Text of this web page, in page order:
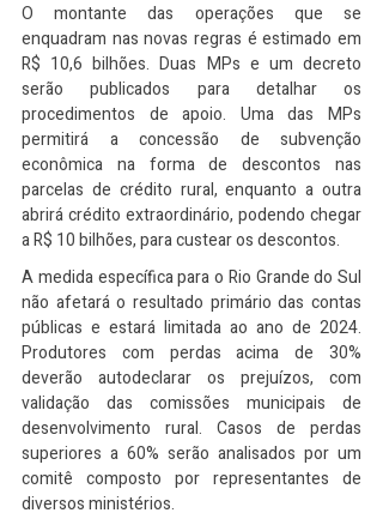
O montante das operações que se
enquadram nas novas regras é estimado em
R$ 10,6 bilhões. Duas MPs e um decreto
serão publicados para detalhar os
procedimentos de apoio. Uma das MPs
permitirá a concessão de subvenção
econômica na forma de descontos nas
parcelas de crédito rural, enquanto a outra
abrirá crédito extraordinário, podendo chegar
a R$ 10 bilhões, para custear os descontos.
A medida específica para o Rio Grande do Sul
não afetará o resultado primário das contas
públicas e estará limitada ao ano de 2024.
Produtores com perdas acima de 30%
deverão autodeclarar os prejuízos, com
validação das comissões municipais de
desenvolvimento rural. Casos de perdas
superiores a 60% serão analisados por um
comitê composto por representantes de
diversos ministérios.